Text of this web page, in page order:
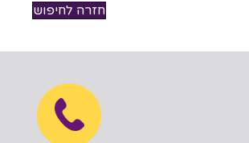
חזרה לחיפוש